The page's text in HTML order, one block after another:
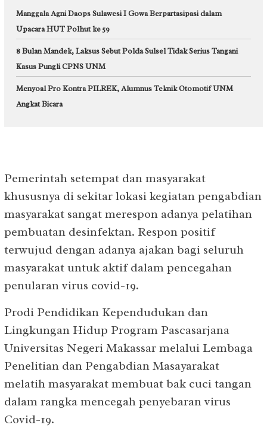
Manggala Agni Daops Sulawesi I Gowa Berpartasipasi dalam
Upacara HUT Polhut ke 59
8 Bulan Mandek, Laksus Sebut Polda Sulsel Tidak Serius Tangani
Kasus Pungli CPNS UNM
Menyoal Pro Kontra PILREK, Alumnus Teknik Otomotif UNM
Angkat Bicara
Pemerintah setempat dan masyarakat
khususnya di sekitar lokasi kegiatan pengabdian
masyarakat sangat merespon adanya pelatihan
pembuatan desinfektan. Respon positif
terwujud dengan adanya ajakan bagi seluruh
masyarakat untuk aktif dalam pencegahan
penularan virus covid-19.
Prodi Pendidikan Kependudukan dan
Lingkungan Hidup Program Pascasarjana
Universitas Negeri Makassar melalui Lembaga
Penelitian dan Pengabdian Masayarakat
melatih masyarakat membuat bak cuci tangan
dalam rangka mencegah penyebaran virus
Covid-19.